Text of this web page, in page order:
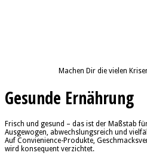
Machen Dir die vielen
Gesunde Ernährung
Frisch und gesund – das ist der Maßstab
Ausgewogen, abwechslungsreich und
Auf Convienience-Produkte,
wird konsequent verzichtet.